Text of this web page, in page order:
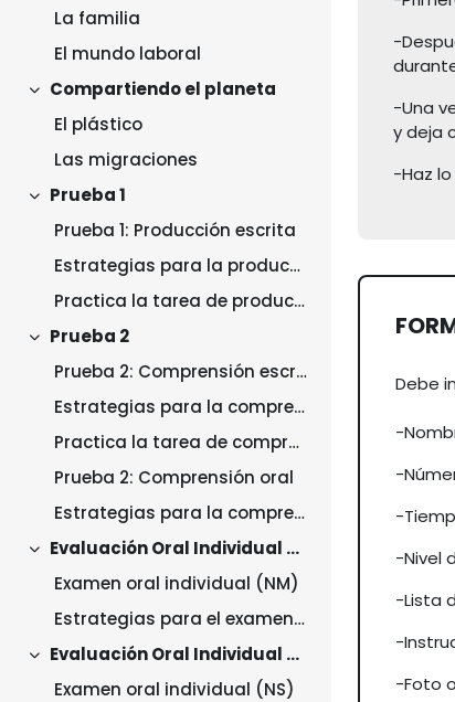
La familia
El mundo laboral
Collapse
Compartiendo el planeta
El plástico
Las migraciones
Collapse
Prueba 1
Prueba 1: Producción escrita
Estrategias para la producción escrita
Practica la tarea de producción escrita
Collapse
Prueba 2
Prueba 2: Comprensión escrita
Estrategias para la comprensión escrita
Practica la tarea de comprensión escrita
Prueba 2: Comprensión oral
Estrategias para la comprensión oral
Collapse
Evaluación Oral Individual NM
Examen oral individual (NM)
Estrategias para el examen oral individual (NM)
Collapse
Evaluación Oral Individual NS
Examen oral individual (NS)
-
-Una
y deja
-Haz
Debe
-
-
-
-Nivel
-Lista
-
-Foto